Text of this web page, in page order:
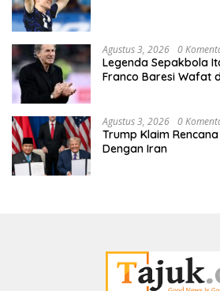
Agustus 3, 2026 0
Legenda Sepakbola
Franco Baresi Wafat
Agustus 3, 2026 0
Trump Klaim
Dengan Iran